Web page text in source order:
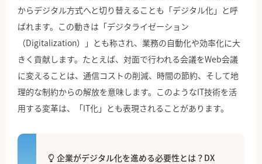
からデジタル方式へと切り替えることも「デジタル化」と呼
ばれます。この動きは「デジタライゼーション
（Digitalization）」とも称され、業務の自動化や効率化に大
きく貢献します。たとえば、対面で行われる会議をWeb会議
に変えることは、通信コストの削減、時間の節約、そして地
理的な制約からの解放を意味します。このようなIT技術を活
用する変革は、「IT化」とも表現されることがあります。
企業がデジタル化を進める必要性とは？DX